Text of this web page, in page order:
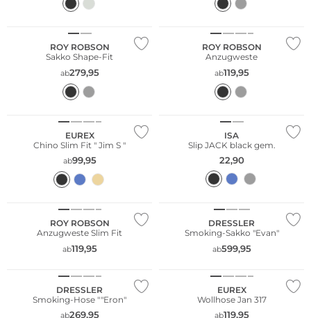
ROY ROBSON
Sakko Shape-Fit
ab279,95
ROY ROBSON
Anzugweste
ab119,95
EUREX
Chino Slim Fit " Jim S "
ab99,95
ISA
Slip JACK black gem.
22,90
ROY ROBSON
Anzugweste Slim Fit
ab119,95
Große Größen
DRESSLER
Smoking-Sakko "Evan"
ab599,95
DRESSLER
Smoking-Hose ""Eron"
ab269,95
EUREX
Wollhose Jan 317
ab119,95